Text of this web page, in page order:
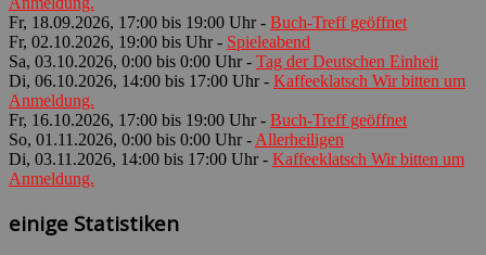
Fr, 18.09.2026, 17:00 bis 19:00 Uhr - Buch-Treff geöffnet
Fr, 02.10.2026, 19:00 bis Uhr - Spieleabend
Sa, 03.10.2026, 0:00 bis 0:00 Uhr - Tag der Deutschen Einheit
Di, 06.10.2026, 14:00 bis 17:00 Uhr - Kaffeeklatsch Wir bitten um
Anmeldung.
Fr, 16.10.2026, 17:00 bis 19:00 Uhr - Buch-Treff geöffnet
So, 01.11.2026, 0:00 bis 0:00 Uhr - Allerheiligen
Di, 03.11.2026, 14:00 bis 17:00 Uhr - Kaffeeklatsch Wir bitten um
Anmeldung.
einige Statistiken